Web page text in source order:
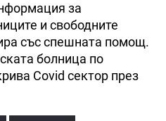
за
и свободните
със спешната помощ.
болница по
Covid сектор през